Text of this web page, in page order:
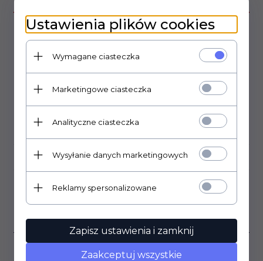
Kondensator elektrolityczny 105oC typu Snap-In
wysokość: 26,5mm
raster wyprowadzeń: 10mm
OPINIE KLIENTÓW
Klienci, którzy kupili ten
produkt wybrali również...
Ustawienia plików cookies
Wymagane ciasteczka
Marketingowe ciasteczka
Analityczne ciasteczka
Wysyłanie danych marketingowych
Reklamy spersonalizowane
Zapisz ustawienia i zamknij
Zaakceptuj wszystkie